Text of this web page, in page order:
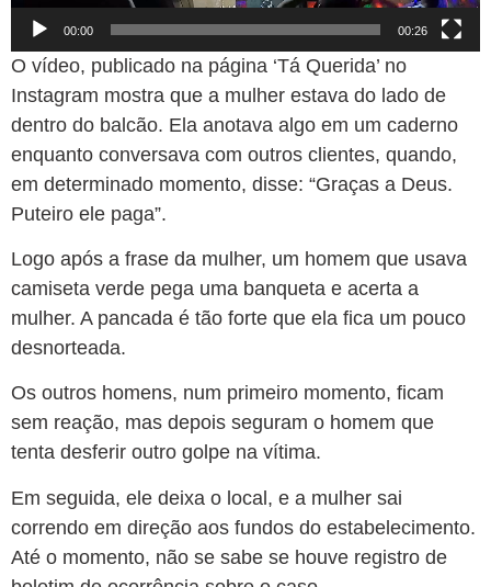
00:00 00:26
O vídeo, publicado na página ‘Tá Querida’ no
Instagram mostra que a mulher estava do lado de
dentro do balcão. Ela anotava algo em um caderno
enquanto conversava com outros clientes, quando,
em determinado momento, disse: “Graças a Deus.
Puteiro ele paga”.
Logo após a frase da mulher, um homem que usava
camiseta verde pega uma banqueta e acerta a
mulher. A pancada é tão forte que ela fica um pouco
desnorteada.
Os outros homens, num primeiro momento, ficam
sem reação, mas depois seguram o homem que
tenta desferir outro golpe na vítima.
Em seguida, ele deixa o local, e a mulher sai
correndo em direção aos fundos do estabelecimento.
Até o momento, não se sabe se houve registro de